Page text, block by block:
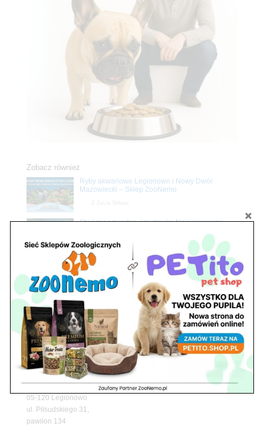
Zobacz również
Ryby akwariowe Legionowo i Nowy Dwór
Mazowiecki – Sklep ZooNemo
Z Życia Sklepu
Stwórz podwodne arcydzieło: Najpiękniejsze
Promocje
Upały wracają! Zadbaj o komfort swojego pupila
z matami chłodzącymi ZooNemo
Z Życia Sklepu
Petito Pet Shop – Internetowy Sklep Zoologiczny
Online! Wszystko Dla Twojego Pupila | ZooNemo
Znajdź nas
Adres
05-120 Legionowo
ul. Piłsudskiego 31,
pawilon 134